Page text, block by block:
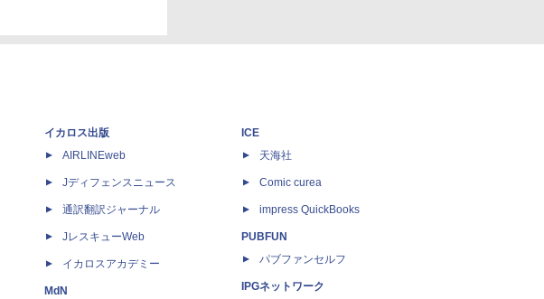
イカロス出版
AIRLINEweb
Jディフェンスニュース
通訳翻訳ジャーナル
JレスキューWeb
イカロスアカデミー
MdN
ICE
天海社
Comic curea
impress QuickBooks
PUBFUN
パブファンセルフ
IPGネットワーク